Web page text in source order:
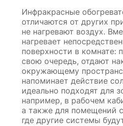
Инфракрасные
отличаются от других
не нагревают воздух.
нагревает
поверхности в комнате:
свою очередь, отдают
окружающему
напоминает действие
идеально подходят для
например, в рабочем
а также для помещений
где другие системы